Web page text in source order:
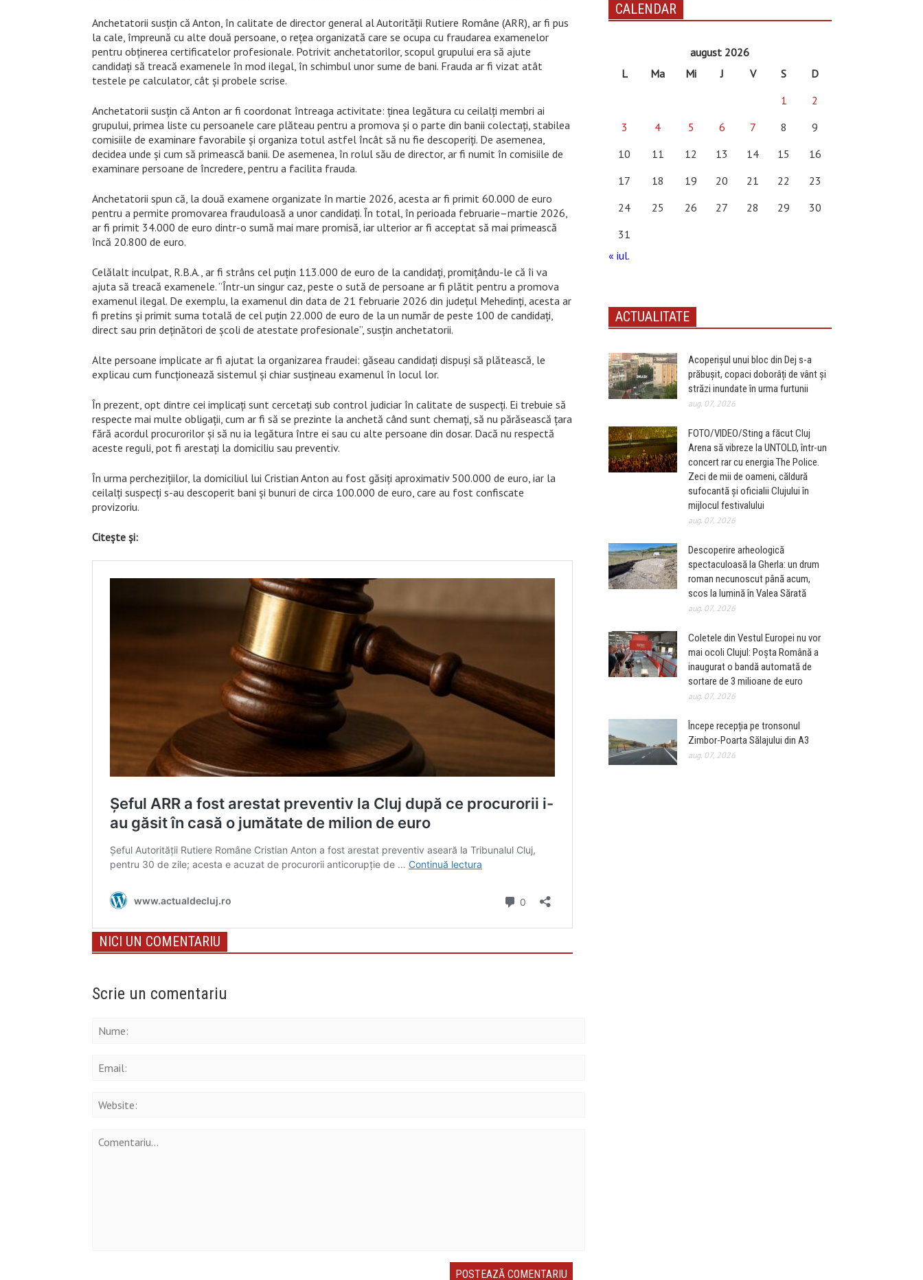
Anchetatorii susțin că Anton, în calitate de director general al Autorității Rutiere Române (ARR), ar fi pus
la cale, împreună cu alte două persoane, o rețea organizată care se ocupa cu fraudarea examenelor
pentru obținerea certificatelor profesionale. Potrivit anchetatorilor, scopul grupului era să ajute
candidați să treacă examenele în mod ilegal, în schimbul unor sume de bani. Frauda ar fi vizat atât
testele pe calculator, cât și probele scrise.
Anchetatorii susțin că Anton ar fi coordonat întreaga activitate: ținea legătura cu ceilalți membri ai
grupului, primea liste cu persoanele care plăteau pentru a promova și o parte din banii colectați, stabilea
comisiile de examinare favorabile și organiza totul astfel încât să nu fie descoperiți. De asemenea,
decidea unde și cum să primească banii. De asemenea, în rolul său de director, ar fi numit în comisiile de
examinare persoane de încredere, pentru a facilita frauda.
Anchetatorii spun că, la două examene organizate în martie 2026, acesta ar fi primit 60.000 de euro
pentru a permite promovarea frauduloasă a unor candidați. În total, în perioada februarie–martie 2026,
ar fi primit 34.000 de euro dintr-o sumă mai mare promisă, iar ulterior ar fi acceptat să mai primească
încă 20.800 de euro.
Celălalt inculpat, R.B.A., ar fi strâns cel puțin 113.000 de euro de la candidați, promițându-le că îi va
ajuta să treacă examenele. ”Într-un singur caz, peste o sută de persoane ar fi plătit pentru a promova
examenul ilegal. De exemplu, la examenul din data de 21 februarie 2026 din județul Mehedinți, acesta ar
fi pretins și primit suma totală de cel puțin 22.000 de euro de la un număr de peste 100 de candidați,
direct sau prin deținători de școli de atestate profesionale”, susțin anchetatorii.
Alte persoane implicate ar fi ajutat la organizarea fraudei: găseau candidați dispuși să plătească, le
explicau cum funcționează sistemul și chiar susțineau examenul în locul lor.
În prezent, opt dintre cei implicați sunt cercetați sub control judiciar în calitate de suspecți. Ei trebuie să
respecte mai multe obligații, cum ar fi să se prezinte la anchetă când sunt chemați, să nu părăsească țara
fără acordul procurorilor și să nu ia legătura între ei sau cu alte persoane din dosar. Dacă nu respectă
aceste reguli, pot fi arestați la domiciliu sau preventiv.
În urma perchezițiilor, la domiciliul lui Cristian Anton au fost găsiți aproximativ 500.000 de euro, iar la
ceilalți suspecți s-au descoperit bani și bunuri de circa 100.000 de euro, care au fost confiscate
provizoriu.
Citește și:
NICI UN COMENTARIU
Scrie un comentariu
CALENDAR
august 2026
L
Ma Mi J V S
D
1
2
3
4 5 6 7 8
9
10
11 12 13 14 15
16
17
18 19 20 21 22
23
24
25 26 27 28 29
30
31
« iul.
ACTUALITATE
Acoperișul unui bloc din Dej s-a
prăbușit, copaci doborâți de vânt și
străzi inundate în urma furtunii
aug. 07, 2026
FOTO/VIDEO/Sting a făcut Cluj
Arena să vibreze la UNTOLD, într-un
concert rar cu energia The Police.
Zeci de mii de oameni, căldură
sufocantă și oficialii Clujului în
mijlocul festivalului
aug. 07, 2026
Descoperire arheologică
spectaculoasă la Gherla: un drum
roman necunoscut până acum,
scos la lumină în Valea Sărată
aug. 07, 2026
Coletele din Vestul Europei nu vor
mai ocoli Clujul: Poșta Română a
inaugurat o bandă automată de
sortare de 3 milioane de euro
aug. 07, 2026
Începe recepția pe tronsonul
Zimbor-Poarta Sălajului din A3
aug. 07, 2026